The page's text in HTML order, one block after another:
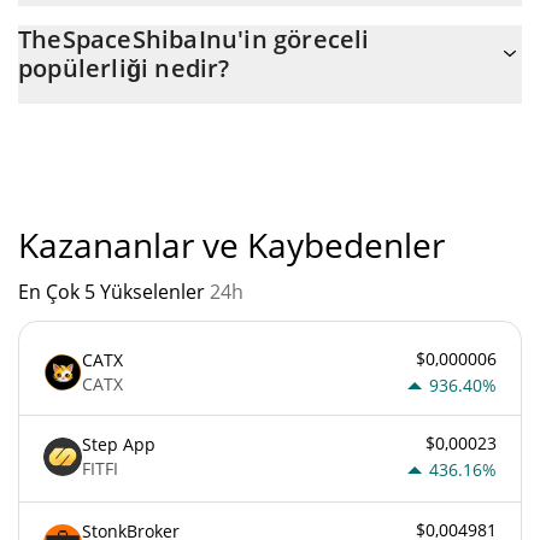
1.000.000.000 miktarıyla birlikte $ 1.000.000.000.
TheSpaceShibaInu'in göreceli
popülerliği nedir?
Kazananlar ve Kaybedenler
En Çok 5 Yükselenler24h
CATX
CATX
$0,000006
936.40%
Step App
FITFI
$0,00023
436.16%
StonkBroker $0,004981